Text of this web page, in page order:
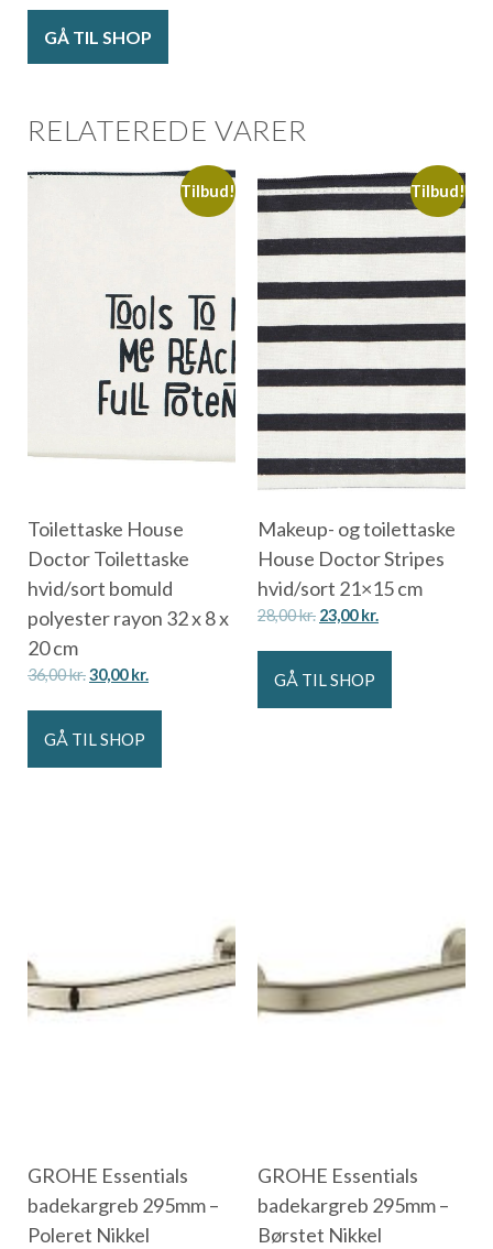
GÅ TIL SHOP
RELATEREDE VARER
Tilbud!
Toilettaske House
Doctor Toilettaske
hvid/sort bomuld
polyester rayon 32 x 8 x
20 cm
36,00kr.30,00kr.
GÅ TIL SHOP
Tilbud!
Makeup- og toilettaske
House Doctor Stripes
hvid/sort 21×15 cm
28,00kr. 23,00kr.
GÅ TIL SHOP
GROHE Essentials
badekargreb 295mm –
Poleret Nikkel
GROHE Essentials
badekargreb 295mm –
Børstet Nikkel